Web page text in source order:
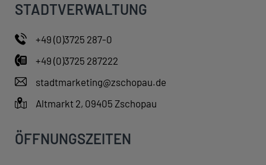
STADTVERWALTUNG
+49 (0)3725 287-0
+49 (0)3725 287222
stadtmarketing@zschopau.de
Altmarkt 2, 09405 Zschopau
ÖFFNUNGSZEITEN